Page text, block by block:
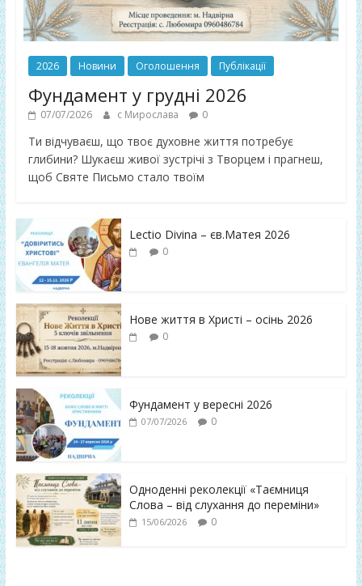
2026 Новини Оголошення Публікації
Фундамент у грудні 2026
07/07/2026 с Мирослава 0
Ти відчуваєш, що твоє духовне життя потребує
глибини? Шукаєш живої зустрічі з Творцем і прагнеш,
щоб Святе Письмо стало твоїм
Lectio Divina – єв.Матея 2026
0
Нове життя в Христі – осінь 2026
0
Фундамент у вересні 2026
07/07/2026 0
Одноденні реколекції «Таємниця
Слова – від слухання до переміни»
15/06/2026 0